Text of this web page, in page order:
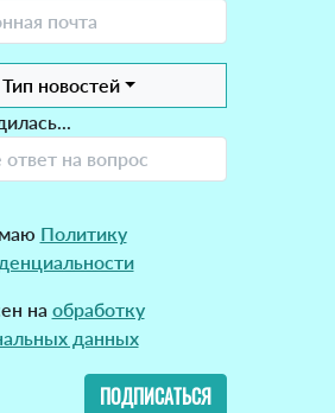
Тип новостей
Политику
на обработку
данных
ПОДПИСАТЬСЯ